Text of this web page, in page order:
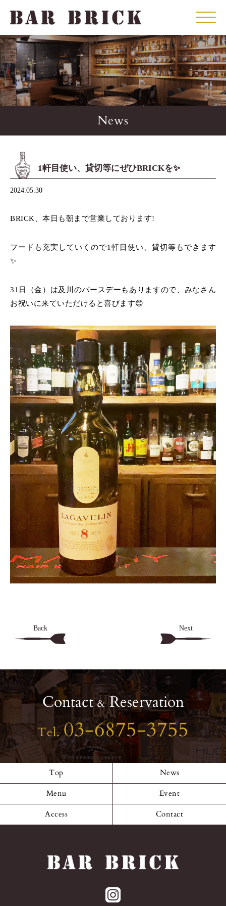
Click
News
1軒目使い、貸切等にぜひBRICKを✨️
2024.05.30
BRICK、本日も朝まで営業しております!
フードも充実していくので1軒目使い、貸切等もできます
✨️
31日（金）は及川のバースデーもありますので、みなさん
お祝いに来ていただけると喜びます😊
Back Next
Contact&Reservation
Tel.03-6875-3755
Top News
Menu Event
Access Contact